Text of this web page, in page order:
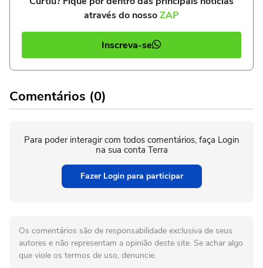
através do nossoZAP
Inscreva-se
Comentários (0)
Para poder interagir com todos comentários, faça Login
na sua conta Terra
Fazer Login para participar
Os comentários são de responsabilidade exclusiva de seus
autores e não representam a opinião deste site. Se achar algo
que viole os termos de uso, denuncie.